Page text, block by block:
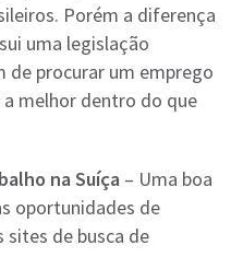
Porém a diferença
uma legislação
de procurar um emprego
a melhor dentro do que
na Suíça – Uma boa
oportunidades de
sites de busca de